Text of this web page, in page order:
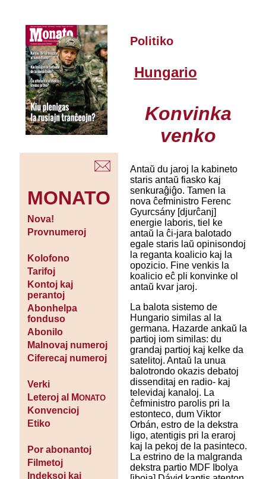
MONATO
Nova!
Provnumeroj
Kolofono
Tarifoj
Kontoj kaj
perantoj
Abonhelpa
fonduso
Abonilo
Malnovaj numeroj
Ciferecaj numeroj
Verki
Leteroj al MONATO
Konvencioj
Etiko
Por abonantoj
Filmetoj
Indeksoj kaj
Politiko
Hungario
Konvinka
venko
Antaŭ du jaroj la kabineto
staris antaŭ fiasko kaj
senkuraĝiĝo. Tamen la
nova ĉefministro Ferenc
Gyurcsány [djurĉanj]
energie laboris, tiel ke
antaŭ la ĉi-jara balotado
egale staris laŭ opinisondoj
la reganta koalicio kaj la
opozicio. Fine venkis la
koalicio eĉ pli konvinke ol
antaŭ kvar jaroj.
La balota sistemo de
Hungario similas al la
germana. Hazarde ankaŭ la
partioj iom similas: du
grandaj partioj kaj kelke da
satelitoj. Antaŭ la unua
balotrondo okazis debatoj
dissenditaj en radio- kaj
televidaj kanaloj. La
ĉefministro parolis pri la
estonteco, dum Viktor
Orbán, estro de la dekstra
ligo, atentigis pri la eraroj
kaj la pekoj de la pasinteco.
La estrino de la malgranda
dekstra partio MDF Ibolya